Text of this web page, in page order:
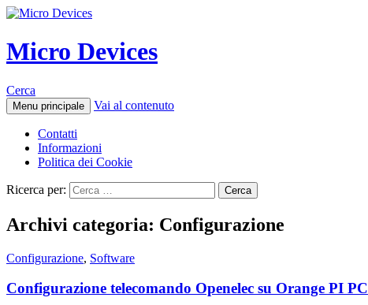
Micro Devices
Cerca
Menu principale Vai al contenuto
Contatti
Informazioni
Politica dei Cookie
Ricerca per:
Archivi categoria: Configurazione
Configurazione, Software
Configurazione telecomando Openelec su Orange PI PC